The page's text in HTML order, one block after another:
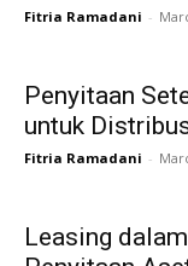
Fitria Ramadani -
Penyitaan
untuk
Fitria Ramadani -
Leasing